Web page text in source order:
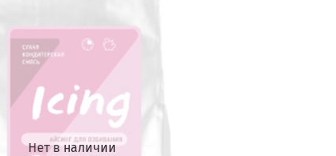
Нет в наличии